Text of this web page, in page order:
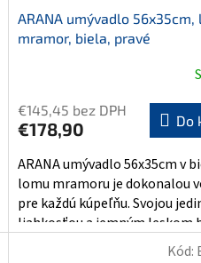
ARANA umývadlo 56x35cm,
mramor, biela, pravé
€145,45 bez DPH
€178,90 Do
ARANA umývadlo 56x35cm v
lomu mramoru je dokonalou
pre každú kúpeľňu. Svojou
liahkosťou a jemným leskom
Kód: